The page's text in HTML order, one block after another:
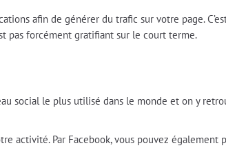
afin de générer du trafic sur votre page.
pas forcément gratifiant sur le court terme.
social le plus utilisé dans le monde et on y
activité. Par Facebook, vous pouvez également